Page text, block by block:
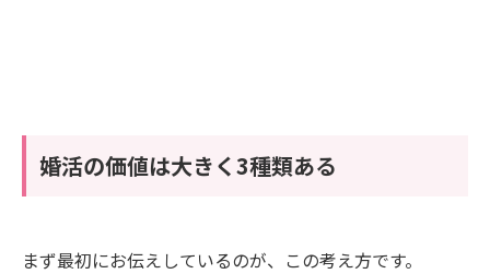
婚活の価値は大きく3種類ある
まず最初にお伝えしているのが、この考え方です。